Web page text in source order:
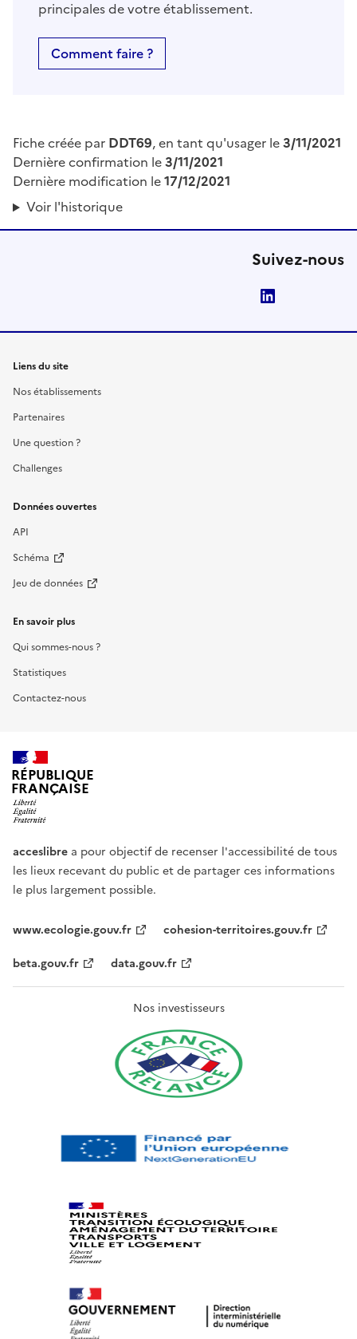
principales de votre établissement.
Comment faire ?
Fiche créée par DDT69, en tant qu'usager le3/11/2021
Dernière confirmation le3/11/2021
Dernière modification le17/12/2021
Voir l'historique
Suivez-nous
Liens du site
Nos établissements
Partenaires
Une question ?
Challenges
Données ouvertes
API
Schéma
Jeu de données
En savoir plus
Qui sommes-nous ?
Statistiques
Contactez-nous
RÉPUBLIQUE
FRANÇAISE
acceslibre a pour objectif de recenser l'accessibilité de tous
les lieux recevant du public et de partager ces informations
le plus largement possible.
www.ecologie.gouv.fr
cohesion-territoires.gouv.fr
beta.gouv.fr
data.gouv.fr
Nos investisseurs